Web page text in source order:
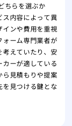
ちらを選ぶか
ス内容によって異
インや費用を重視
ォーム専門業者が
考えていたり、安
ーが適している
ら見積もりや提案
見つける鍵とな